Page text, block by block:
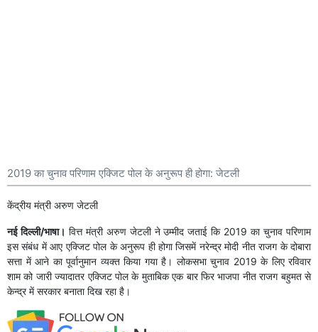
2019 का चुनाव परिणाम एक्जिट पोल के अनुरूप ही होगा: जेटली
केंद्रीय मंत्री अरुण जेटली
नई दिल्ली/भाषा। वित्त मंत्री अरुण जेटली ने उम्मीद जताई कि 2019 का चुनाव परिणाम
इस संबंध में आए एक्जिट पोल के अनुरूप ही होगा जिसमें नरेन्द्र मोदी नीत राजग के दोबारा
सत्ता में आने का पूर्वानुमान व्यक्त किया गया है। लोकसभा चुनाव 2019 के लिए रविवार
शाम को जारी ज्यादातर एक्जिट पोल के मुताबिक एक बार फिर भाजपा नीत राजग बहुमत से
केन्द्र में सरकार बनाता दिख रहा है।